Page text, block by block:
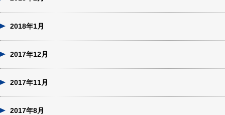
2018年1月
2017年12月
2017年11月
2017年8月